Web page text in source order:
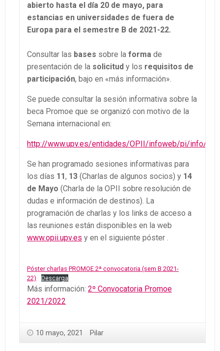
abierto hasta el día 20 de mayo, para
estancias en universidades de fuera de
Europa para el semestre B de 2021-22.
Consultar las bases sobre la forma de
presentación de la solicitud y los requisitos de
participación, bajo en «más información».
Se puede consultar la sesión informativa sobre la
beca Promoe que se organizó con motivo de la
Semana internacional en:
http://www.upv.es/entidades/OPII/infoweb/pi/info/
Se han programado sesiones informativas para
los días 11, 13 (Charlas de algunos socios) y 14
de Mayo (Charla de la OPII sobre resolución de
dudas e información de destinos). La
programación de charlas y los links de acceso a
las reuniones están disponibles en la web
www.opii.upv.es y en el siguiente póster .
Póster charlas PROMOE 2ª convocatoria (sem B 2021-
22)
Descarga
Más información: 2º Convocatoria Promoe
2021/2022
10 mayo, 2021 Pilar